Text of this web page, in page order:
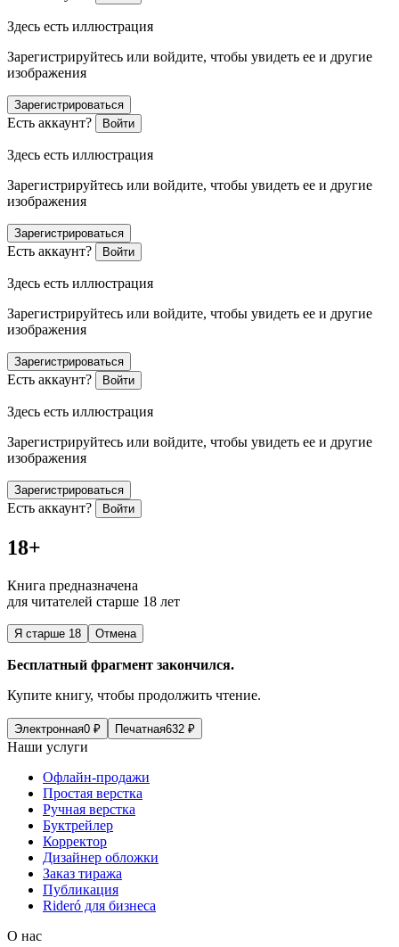
Здесь есть иллюстрация
Зарегистрируйтесь или войдите, чтобы увидеть ее и другие
изображения
Зарегистрироваться
Есть аккаунт? Войти
Здесь есть иллюстрация
Зарегистрируйтесь или войдите, чтобы увидеть ее и другие
изображения
Зарегистрироваться
Есть аккаунт? Войти
Здесь есть иллюстрация
Зарегистрируйтесь или войдите, чтобы увидеть ее и другие
изображения
Зарегистрироваться
Есть аккаунт? Войти
Здесь есть иллюстрация
Зарегистрируйтесь или войдите, чтобы увидеть ее и другие
изображения
Зарегистрироваться
Есть аккаунт? Войти
18+
Книга предназначена
для читателей старше 18 лет
Я старше 18 Отмена
Бесплатный фрагмент закончился.
Купите книгу, чтобы продолжить чтение.
Электронная0 ₽ Печатная632 ₽
Наши услуги
Офлайн-продажи
Простая верстка
Ручная верстка
Буктрейлер
Корректор
Дизайнер обложки
Заказ тиража
Публикация
Rideró для бизнеса
О нас